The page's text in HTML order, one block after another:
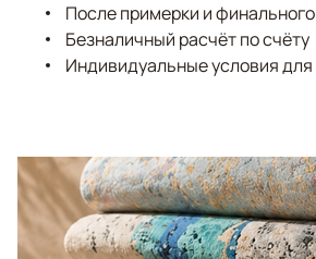
После примерки и
Безналичный расчёт по счёту
Индивидуальные условия для